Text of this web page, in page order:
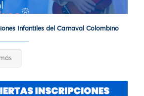
Infantiles del Carnaval Colombino